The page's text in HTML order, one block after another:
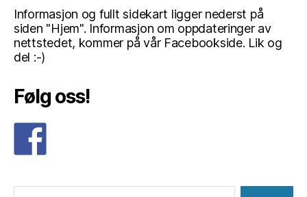
Informasjon og fullt sidekart ligger nederst på
siden "Hjem". Informasjon om oppdateringer av
nettstedet, kommer på vår Facebookside. Lik og
del :-)
Følg oss!